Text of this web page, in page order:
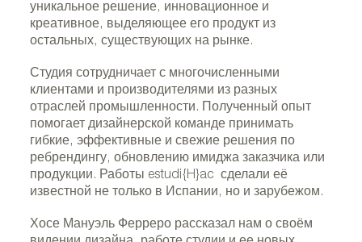
уникальное решение, инновационное и
креативное, выделяющее его продукт из
остальных, существующих на рынке.
Студия сотрудничает с многочисленными
клиентами и производителями из разных
отраслей промышленности. Полученный опыт
помогает дизайнерской команде принимать
гибкие, эффективные и свежие решения по
ребрендингу, обновлению имиджа заказчика или
продукции. Работы estudi{H}ac сделали её
известной не только в Испании, но и зарубежом.
Хосе Мануэль Ферреро рассказал нам о своём